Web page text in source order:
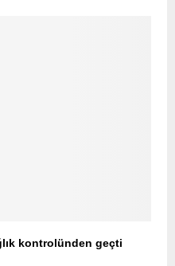
kontrolünden geçti